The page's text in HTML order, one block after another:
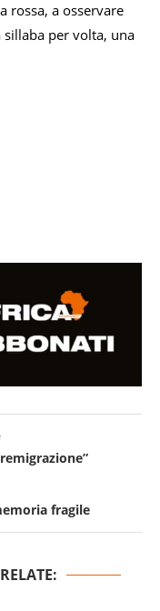
rossa, a osservare
per volta, una
fragile